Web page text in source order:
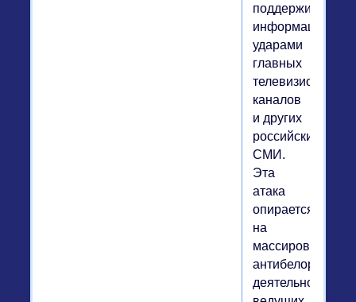
поддерживается
ударами
главных
телевизионных
каналов
и других
российских
СМИ.
Эта
атака
опирается
на
массированную
антибелорусскую
деятельность